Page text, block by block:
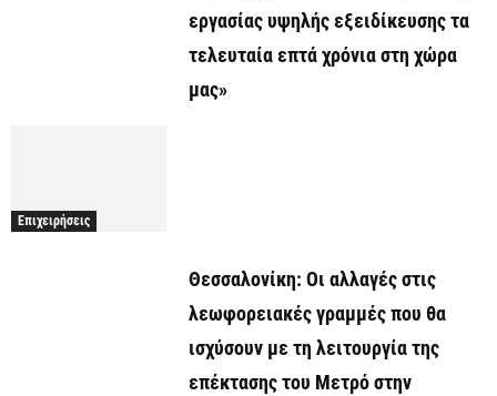
εργασίας υψηλής εξειδίκευσης τα
τελευταία επτά χρόνια στη χώρα
μας»
Επιχειρήσεις
Θεσσαλονίκη: Οι αλλαγές στις
λεωφορειακές γραμμές που θα
ισχύσουν με τη λειτουργία της
επέκτασης του Μετρό στην